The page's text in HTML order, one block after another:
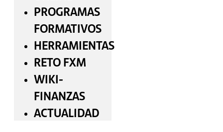
PROGRAMAS
FORMATIVOS
HERRAMIENTAS
RETO FXM
WIKI-
FINANZAS
ACTUALIDAD